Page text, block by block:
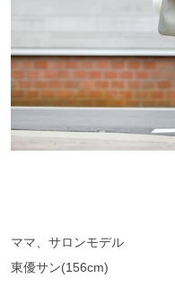
ママ、サロンモデル
東優サン(156cm)